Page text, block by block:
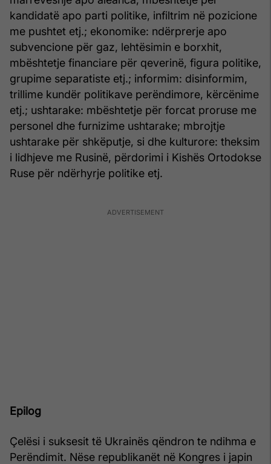
kandidatë apo parti politike, infiltrim në pozicione
me pushtet etj.; ekonomike: ndërprerje apo
subvencione për gaz, lehtësimin e borxhit,
mbështetje financiare për qeverinë, figura politike,
grupime separatiste etj.; informim: disinformim,
trillime kundër politikave perëndimore, kërcënime
etj.; ushtarake: mbështetje për forcat proruse me
personel dhe furnizime ushtarake; mbrojtje
ushtarake për shkëputje, si dhe kulturore: theksim
i lidhjeve me Rusinë, përdorimi i Kishës Ortodokse
Ruse për ndërhyrje politike etj.
Epilog
Çelësi i suksesit të Ukrainës qëndron te ndihma e
Perëndimit. Nëse republikanët në Kongres i japin